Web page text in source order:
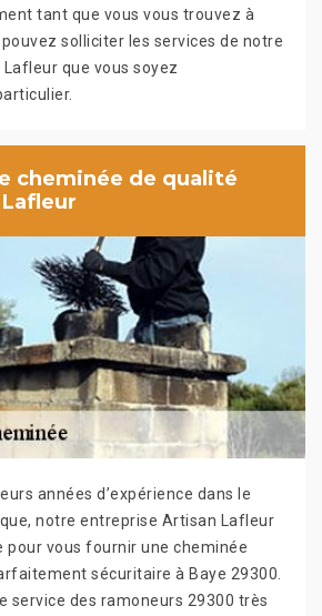
tant que vous vous trouvez à
pouvez solliciter les services de notre
que vous soyez
cheminée de qualité
années d’expérience dans le
notre entreprise Artisan Lafleur
vous fournir une cheminée
sécuritaire à Baye 29300.
service des ramoneurs 29300 très